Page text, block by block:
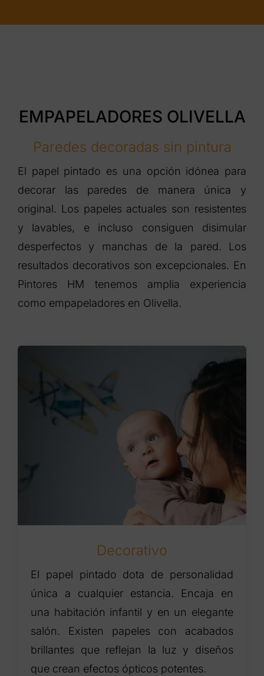
EMPAPELADORES OLIVELLA
Paredes decoradas sin pintura
El papel pintado es una opción idónea para
decorar las paredes de manera única y
original. Los papeles actuales son resistentes
y lavables, e incluso consiguen disimular
desperfectos y manchas de la pared. Los
resultados decorativos son excepcionales. En
Pintores HM tenemos amplia experiencia
como empapeladores en Olivella.
Decorativo
El papel pintado dota de personalidad
única a cualquier estancia. Encaja en
una habitación infantil y en un elegante
salón. Existen papeles con acabados
brillantes que reflejan la luz y diseños
que crean efectos ópticos potentes.